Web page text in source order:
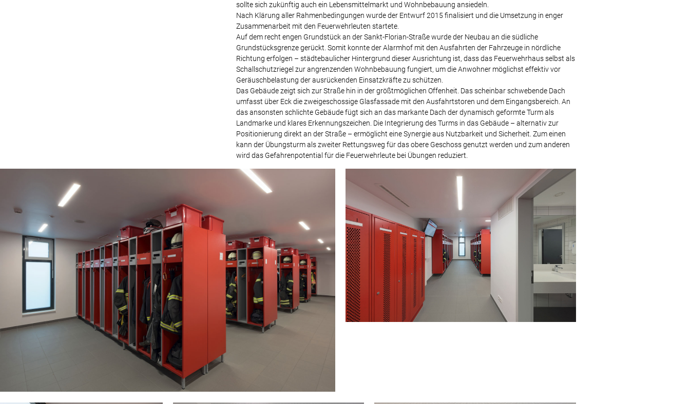
sollte sich zukünftig auch ein Lebensmittelmarkt und Wohnbebauung ansiedeln.
Nach Klärung aller Rahmenbedingungen wurde der Entwurf 2015 finalisiert und die Umsetzung in enger
Zusammenarbeit mit den Feuerwehrleuten startete.
Auf dem recht engen Grundstück an der Sankt-Florian-Straße wurde der Neubau an die südliche
Grundstücksgrenze gerückt. Somit konnte der Alarmhof mit den Ausfahrten der Fahrzeuge in nördliche
Richtung erfolgen – städtebaulicher Hintergrund dieser Ausrichtung ist, dass das Feuerwehrhaus selbst als
Schallschutzriegel zur angrenzenden Wohnbebauung fungiert, um die Anwohner möglichst effektiv vor
Geräuschbelastung der ausrückenden Einsatzkräfte zu schützen.
Das Gebäude zeigt sich zur Straße hin in der größtmöglichen Offenheit. Das scheinbar schwebende Dach
umfasst über Eck die zweigeschossige Glasfassade mit den Ausfahrtstoren und dem Eingangsbereich. An
das ansonsten schlichte Gebäude fügt sich an das markante Dach der dynamisch geformte Turm als
Landmarke und klares Erkennungszeichen. Die Integrierung des Turms in das Gebäude – alternativ zur
Positionierung direkt an der Straße – ermöglicht eine Synergie aus Nutzbarkeit und Sicherheit. Zum einen
kann der Übungsturm als zweiter Rettungsweg für das obere Geschoss genutzt werden und zum anderen
wird das Gefahrenpotential für die Feuerwehrleute bei Übungen reduziert.